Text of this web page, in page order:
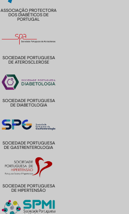
ASSOCIAÇÃO PROTECTORA
DOS DIABÉTICOS DE
PORTUGAL
SOCIEDADE PORTUGUESA
DE ATEROSCLEROSE
SOCIEDADE PORTUGUESA
DE DIABETOLOGIA
SOCIEDADE PORTUGUESA
DE GASTRENTEROLOGIA
SOCIEDADE PORTUGUESA
DE HIPERTENSÃO